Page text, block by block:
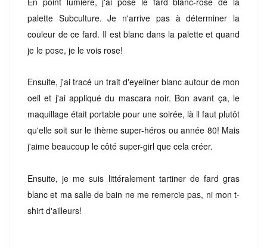
palette Subculture. Je n'arrive pas à déterminer la
couleur de ce fard. Il est blanc dans la palette et quand
je le pose, je le vois rose!
Ensuite, j'ai tracé un trait d'eyeliner blanc autour de mon
oeil et j'ai appliqué du mascara noir. Bon avant ça, le
maquillage était portable pour une soirée, là il faut plutôt
qu'elle soit sur le thème super-héros ou année 80! Mais
j'aime beaucoup le côté super-girl que cela créer.
Ensuite, je me suis littéralement tartiner de fard gras
blanc et ma salle de bain ne me remercie pas, ni mon t-
shirt d'ailleurs!